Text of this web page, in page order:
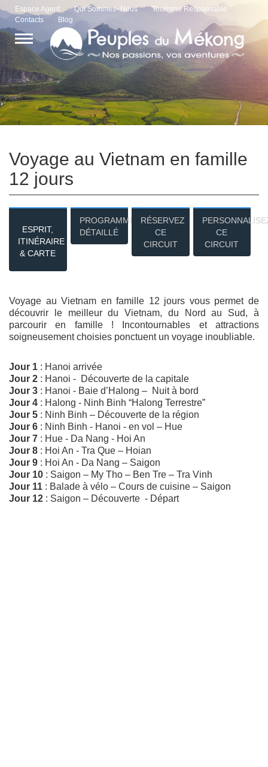
Espace Agent Qui Sommes- Nous
Tourisme Responsable
Contacts
Blog
Voyage au Vietnam en famille
12 jours
ESPRIT,
ITINÉRAIRE
& CARTE
PROGRAMME
DÉTAILLÉ
RÉSERVEZ
CE
CIRCUIT
CE
CIRCUIT
Voyage au Vietnam en famille 12 jours vous permet de
découvrir le meilleur du Vietnam, du Nord au Sud, à
parcourir en famille ! Incontournables et attractions
soigneusement choisies ponctuent un voyage inoubliable.
Jour 1 : Hanoi arrivée
Jour 2 : Hanoi - Découverte de la capitale
Jour 3 : Hanoi - Baie d’Halong – Nuit à bord
Jour 4 : Halong - Ninh Binh “Halong Terrestre”
Jour 5 : Ninh Binh – Découverte de la région
Jour 6 : Ninh Binh - Hanoi - en vol – Hue
Jour 7 : Hue - Da Nang - Hoi An
Jour 8 : Hoi An - Tra Que – Hoian
Jour 9 : Hoi An - Da Nang – Saigon
Jour 10 : Saigon – My Tho – Ben Tre – Tra Vinh
Jour 11 : Balade à vélo – Cours de cuisine – Saigon
Jour 12 : Saigon – Découverte - Départ